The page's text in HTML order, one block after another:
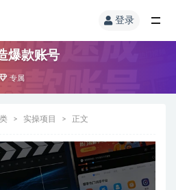
登录
爆款账号
专属
实操项目 正文